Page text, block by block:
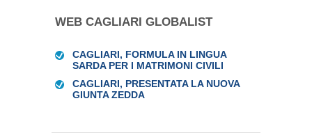
WEB CAGLIARI GLOBALIST
CAGLIARI, FORMULA IN LINGUA
SARDA PER I MATRIMONI CIVILI
CAGLIARI, PRESENTATA LA NUOVA
GIUNTA ZEDDA